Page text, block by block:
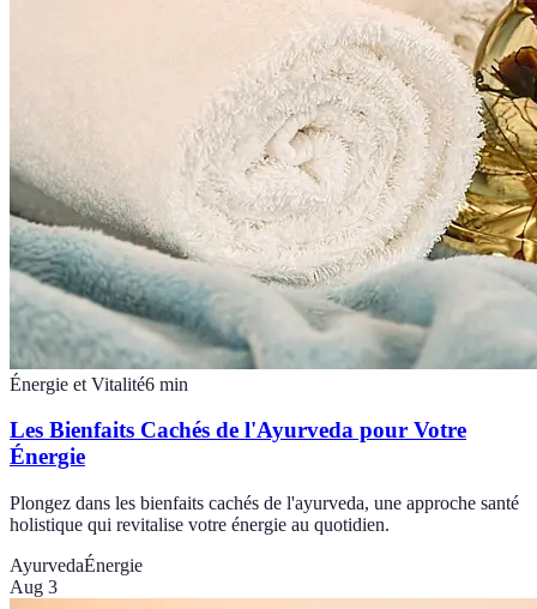
Énergie et Vitalité6 min
Les Bienfaits Cachés de l'Ayurveda pour Votre
Énergie
Plongez dans les bienfaits cachés de l'ayurveda, une approche santé
holistique qui revitalise votre énergie au quotidien.
AyurvedaÉnergie
Aug 3